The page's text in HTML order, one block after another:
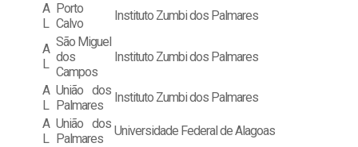
A
L
Porto
Calvo
Instituto Zumbi dos Palmares
A
L
São Miguel
dos
Campos
Instituto Zumbi dos Palmares
A
L
União dos
Palmares
Instituto Zumbi dos Palmares
A
L
União dos
Palmares
Universidade Federal de Alagoas